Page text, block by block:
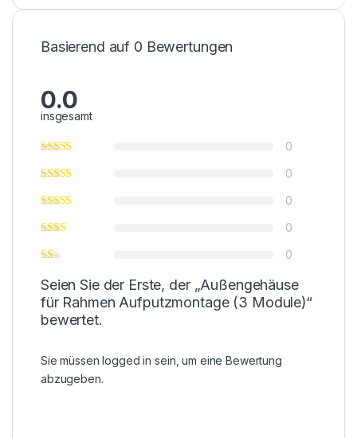
Basierend auf 0 Bewertungen
0.0
insgesamt
0
0
0
0
0
Seien Sie der Erste, der „Außengehäuse
für Rahmen Aufputzmontage (3 Module)“
bewertet.
Sie müssenlogged in sein, um eine Bewertung
abzugeben.